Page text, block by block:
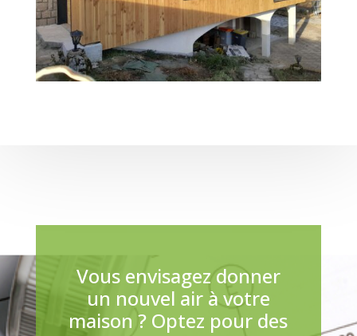
Vous envisagez donner
un nouvel air à votre
maison ? Optez pour des